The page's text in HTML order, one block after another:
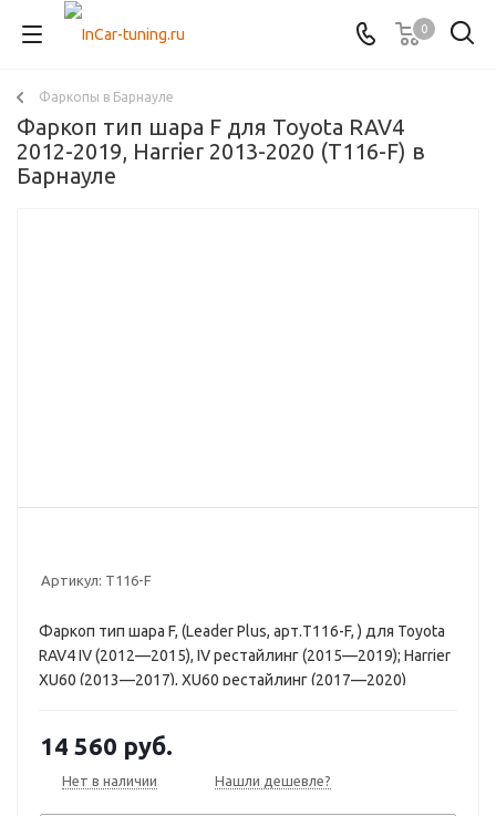
0
Фаркопы в Барнауле
Фаркоп тип шара F для Toyota RAV4
2012-2019, Harrier 2013-2020 (T116-F) в
Барнауле
Артикул: T116-F
Фаркоп тип шара F, (Leader Plus, арт.T116-F, ) для Toyota
RAV4 IV (2012—2015), IV рестайлинг (2015—2019); Harrier
XU60 (2013—2017), XU60 рестайлинг (2017—2020)
14 560 руб.
Нет в наличии Нашли дешевле?